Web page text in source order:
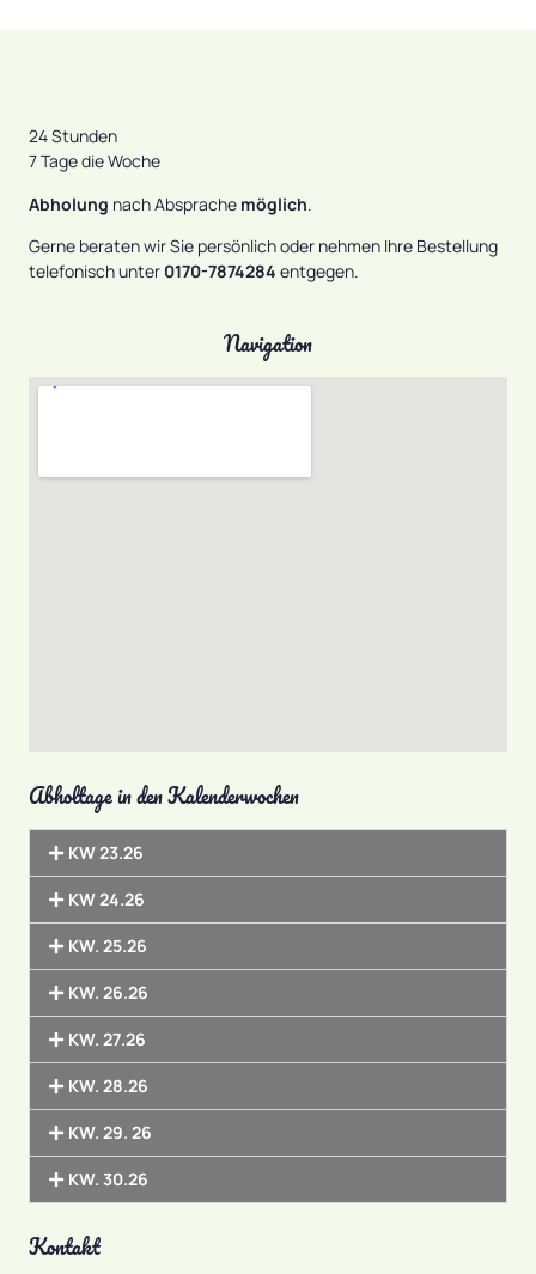
24 Stunden
7 Tage die Woche
Abholung nach Absprache möglich.
Gerne beraten wir Sie persönlich oder nehmen Ihre Bestellung
telefonisch unter 0170-7874284 entgegen.
Navigation
Abholtage in den Kalenderwochen
KW 23.26
KW 24.26
KW. 25.26
KW. 26.26
KW. 27.26
KW. 28.26
KW. 29. 26
KW. 30.26
Kontakt